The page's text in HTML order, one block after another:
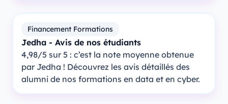
Financement Formations
Jedha - Avis de nos étudiants
4,98/5 sur 5 : c’est la note moyenne obtenue
par Jedha ! Découvrez les avis détaillés des
alumni de nos formations en data et en cyber.